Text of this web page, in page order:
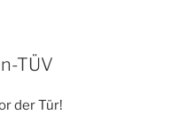
TÜV
der Tür!